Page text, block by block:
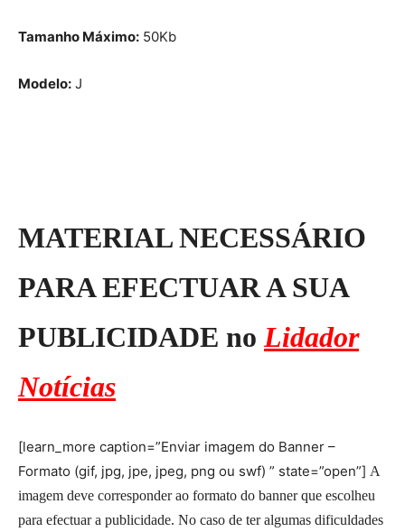
Tamanho Máximo: 50Kb
Modelo: J
MATERIAL NECESSÁRIO
PARA EFECTUAR A SUA
PUBLICIDADE no Lidador
Notícias
[learn_more caption=”Enviar imagem do Banner –
Formato (gif, jpg, jpe, jpeg, png ou swf) ” state=”open”] A
imagem deve corresponder ao formato do banner que escolheu
para efectuar a publicidade. No caso de ter algumas dificuldades